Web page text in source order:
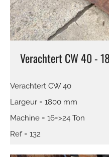
Verachtert CW 40 -
Verachtert CW 40
Largeur = 1800 mm
Machine = 16=>24 Ton
Ref = 132